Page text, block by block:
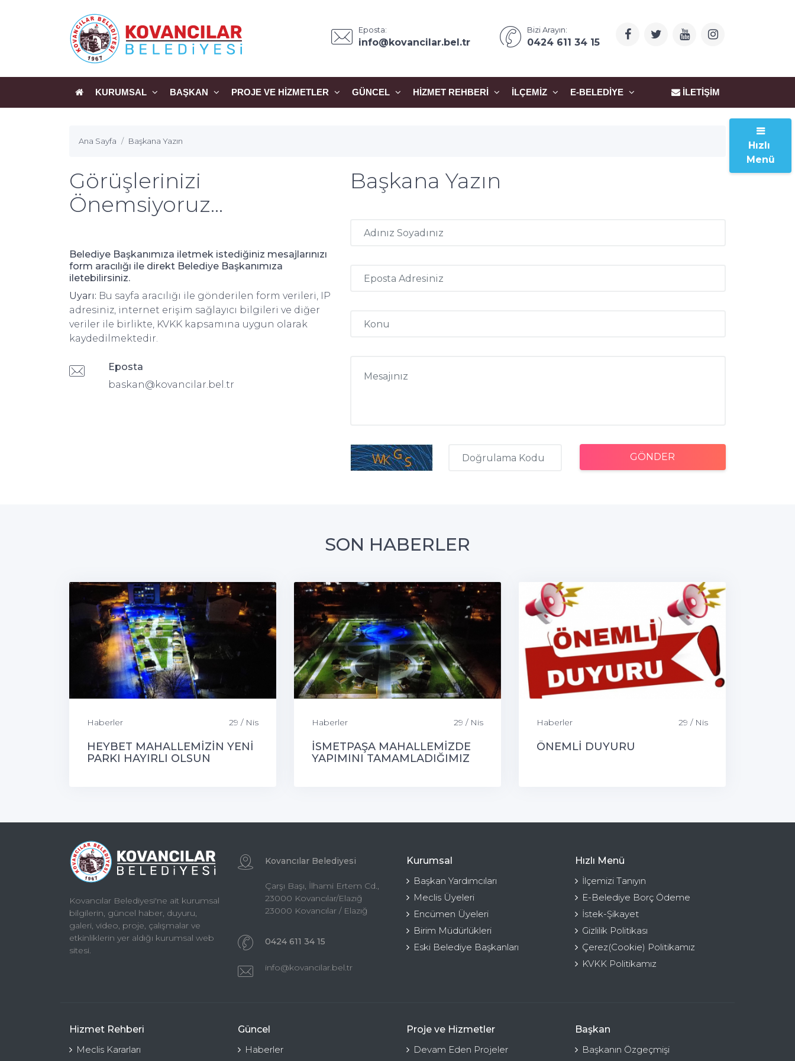
Eposta:
info@kovancilar.bel.tr
Bizi Arayın:
0424 611 34 15
KURUMSAL BAŞKAN PROJE VE HIZMETLER GÜNCEL HIZMET REHBERI İLÇEMIZ E-BELEDIYE İLETIŞIM
Ana Sayfa Başkana Yazın
Görüşlerinizi
Önemsiyoruz...
Belediye Başkanımıza iletmek istediğiniz mesajlarınızı
form aracılığı ile direkt Belediye Başkanımıza
iletebilirsiniz.
Uyarı: Bu sayfa aracılığı ile gönderilen form verileri, IP
adresiniz, internet erişim sağlayıcı bilgileri ve diğer
veriler ile birlikte, KVKK kapsamına uygun olarak
kaydedilmektedir.
Eposta
baskan@kovancilar.bel.tr
Başkana Yazın
GÖNDER
SON HABERLER
Haberler 29 / Nis
HEYBET MAHALLEMİZİN YENİ
PARKI HAYIRLI OLSUN
Haberler 29 / Nis
İSMETPAŞA MAHALLEMİZDE
YAPIMINI TAMAMLADIĞIMIZ
Haberler 29 / Nis
ÖNEMLİ DUYURU
Kovancılar Belediyesi'ne ait kurumsal
bilgilerin, güncel haber, duyuru,
galeri, video, proje, çalışmalar ve
etkinliklerin yer aldığı kurumsal web
sitesi.
Kovancılar Belediyesi
Çarşı Başı, İlhami Ertem Cd.,
23000 Kovancılar/Elazığ
23000 Kovancılar / Elazığ
0424 611 34 15
info@kovancilar.bel.tr
Kurumsal
Başkan Yardımcıları
Meclis Üyeleri
Encümen Üyeleri
Birim Müdürlükleri
Eski Belediye Başkanları
Hızlı Menü
İlçemizi Tanıyın
E-Belediye Borç Ödeme
İstek-Şikayet
Gizlilik Politikası
Çerez(Cookie) Politikamız
KVKK Politikamız
Hizmet Rehberi
Meclis Kararları
Güncel
Haberler
Proje ve Hizmetler
Devam Eden Projeler
Başkan
Başkanın Özgeçmişi
Hızlı
Menü